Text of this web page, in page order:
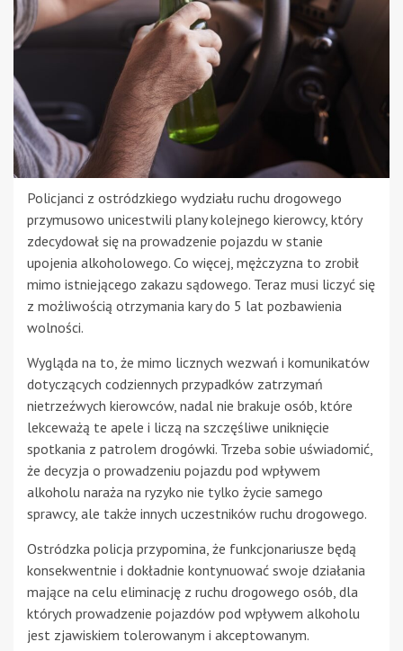
Policjanci z ostródzkiego wydziału ruchu drogowego
przymusowo unicestwili plany kolejnego kierowcy, który
zdecydował się na prowadzenie pojazdu w stanie
upojenia alkoholowego. Co więcej, mężczyzna to zrobił
mimo istniejącego zakazu sądowego. Teraz musi liczyć się
z możliwością otrzymania kary do 5 lat pozbawienia
wolności.
Wygląda na to, że mimo licznych wezwań i komunikatów
dotyczących codziennych przypadków zatrzymań
nietrzeźwych kierowców, nadal nie brakuje osób, które
lekceważą te apele i liczą na szczęśliwe uniknięcie
spotkania z patrolem drogówki. Trzeba sobie uświadomić,
że decyzja o prowadzeniu pojazdu pod wpływem
alkoholu naraża na ryzyko nie tylko życie samego
sprawcy, ale także innych uczestników ruchu drogowego.
Ostródzka policja przypomina, że funkcjonariusze będą
konsekwentnie i dokładnie kontynuować swoje działania
mające na celu eliminację z ruchu drogowego osób, dla
których prowadzenie pojazdów pod wpływem alkoholu
jest zjawiskiem tolerowanym i akceptowanym.